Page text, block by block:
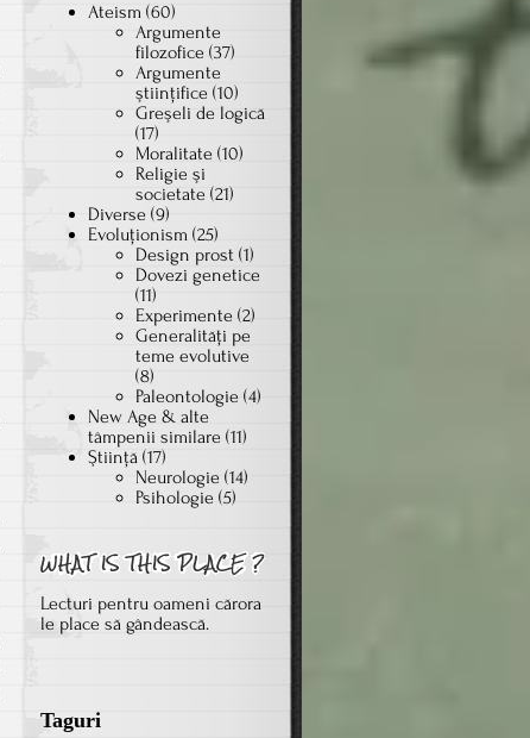
Ateism (60)
Argumente
filozofice (37)
Argumente
ştiinţifice (10)
Greşeli de logică
(17)
Moralitate (10)
Religie şi
societate (21)
Diverse (9)
Evoluţionism (25)
Design prost (1)
Dovezi genetice
(11)
Experimente (2)
Generalităţi pe
teme evolutive
(8)
Paleontologie (4)
New Age & alte
tâmpenii similare (11)
Ştiinţă (17)
Neurologie (14)
Psihologie (5)
Lecturi pentru oameni cărora
le place să gândească.
Taguri